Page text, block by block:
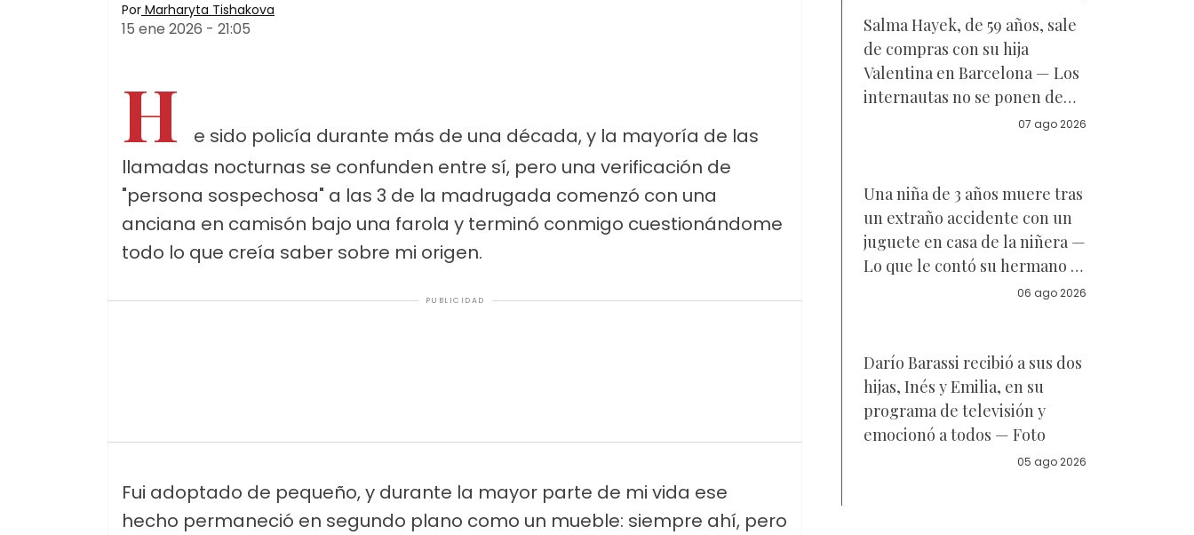
Por Marharyta Tishakova
15 ene 2026 - 21:05
H
e sido policía durante más de una década, y la mayoría de las
llamadas nocturnas se confunden entre sí, pero una verificación de
"persona sospechosa" a las 3 de la madrugada comenzó con una
anciana en camisón bajo una farola y terminó conmigo cuestionándome
todo lo que creía saber sobre mi origen.
PUBLICIDAD
Fui adoptado de pequeño, y durante la mayor parte de mi vida ese
hecho permaneció en segundo plano como un mueble: siempre ahí, pero
Salma Hayek, de 59 años, sale
de compras con su hija
Valentina en Barcelona — Los
internautas no se ponen de
acuerdo sobre a quién se07 ago 2026
Una niña de 3 años muere tras
un extraño accidente con un
juguete en casa de la niñera —
Lo que le contó su hermano a
06 ago 2026
Darío Barassi recibió a sus dos
hijas, Inés y Emilia, en su
programa de televisión y
emocionó a todos — Foto
05 ago 2026